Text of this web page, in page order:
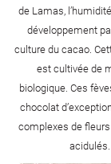
de Lamas,
développement
culture du cacao.
est cultivée de
biologique. Ces
chocolat
complexes de
acidulés.